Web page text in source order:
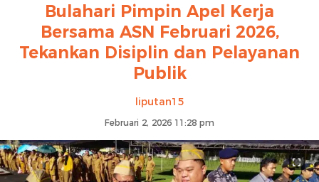
Bulahari Pimpin Apel Kerja
Bersama ASN Februari 2026,
Tekankan Disiplin dan Pelayanan
Publik
liputan15
Februari 2, 2026 11:28 pm